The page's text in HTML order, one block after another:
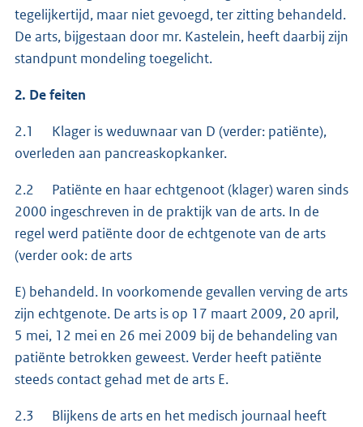
tegelijkertijd, maar niet gevoegd, ter zitting behandeld.
De arts, bijgestaan door mr. Kastelein, heeft daarbij zijn
standpunt mondeling toegelicht.
2. De feiten
2.1 Klager is weduwnaar van D (verder: patiënte),
overleden aan pancreaskopkanker.
2.2 Patiënte en haar echtgenoot (klager) waren sinds
2000 ingeschreven in de praktijk van de arts. In de
regel werd patiënte door de echtgenote van de arts
(verder ook: de arts
E) behandeld. In voorkomende gevallen verving de arts
zijn echtgenote. De arts is op 17 maart 2009, 20 april,
5 mei, 12 mei en 26 mei 2009 bij de behandeling van
patiënte betrokken geweest. Verder heeft patiënte
steeds contact gehad met de arts E.
2.3 Blijkens de arts en het medisch journaal heeft